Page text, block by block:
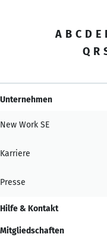
A B C D E
Q R
Unternehmen
New Work SE
Karriere
Presse
Hilfe & Kontakt
Mitgliedschaften